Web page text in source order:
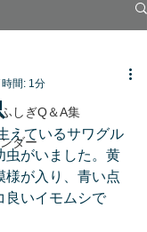
しぎQ＆A集
ダー
間: 1分
虫がいました。黄
様が入り、青い点
良いイモムシで